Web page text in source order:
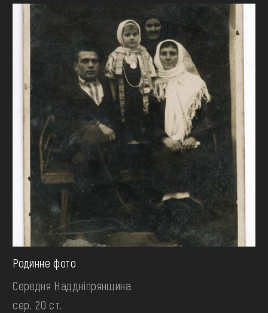
Родинне фото
Середня Наддніпрянщина
сер. 20 ст.